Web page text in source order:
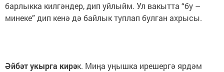
барлыкка килгәндер, дип уйлыйм. Ул вакытта “бу –
минеке” дип кенә дә байлык туплап булган ахрысы.
Әйбәт укырга кирәк. Миңа уңышка ирешергә ярдәм